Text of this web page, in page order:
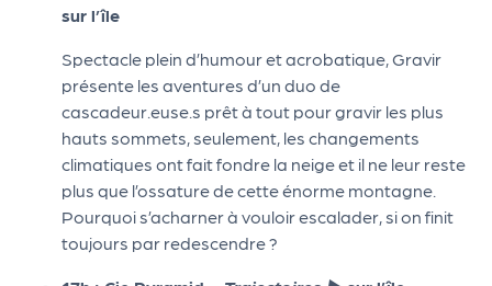
sur l’île
Spectacle plein d’humour et acrobatique, Gravir
présente les aventures d’un duo de
cascadeur.euse.s prêt à tout pour gravir les plus
hauts sommets, seulement, les changements
climatiques ont fait fondre la neige et il ne leur reste
plus que l’ossature de cette énorme montagne.
Pourquoi s’acharner à vouloir escalader, si on finit
toujours par redescendre ?